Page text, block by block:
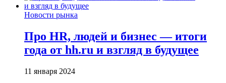
Новости рынка
Про HR, людей и бизнес — итоги
года от hh.ru и взгляд в будущее
11 января 2024